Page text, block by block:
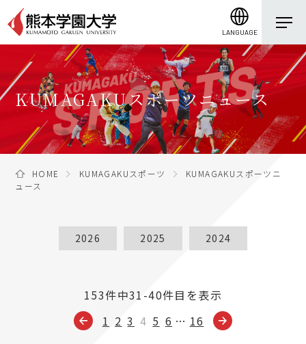
LANGUAGE
KUMAGAKUスポーツニュース
HOME KUMAGAKUスポーツ
KUMAGAKUスポーツニ
ュース
2026 2025 2024
153件中31-40件目を表示
1 2 3 4 5 6 … 16